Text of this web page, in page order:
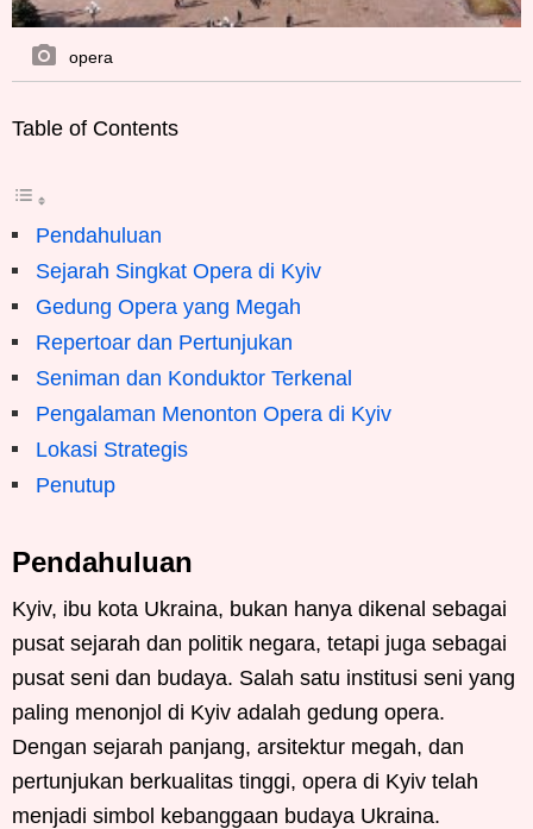
opera
Table of Contents
Pendahuluan
Sejarah Singkat Opera di Kyiv
Gedung Opera yang Megah
Repertoar dan Pertunjukan
Seniman dan Konduktor Terkenal
Pengalaman Menonton Opera di Kyiv
Lokasi Strategis
Penutup
Pendahuluan
Kyiv, ibu kota Ukraina, bukan hanya dikenal sebagai
pusat sejarah dan politik negara, tetapi juga sebagai
pusat seni dan budaya. Salah satu institusi seni yang
paling menonjol di Kyiv adalah gedung opera.
Dengan sejarah panjang, arsitektur megah, dan
pertunjukan berkualitas tinggi, opera di Kyiv telah
menjadi simbol kebanggaan budaya Ukraina.